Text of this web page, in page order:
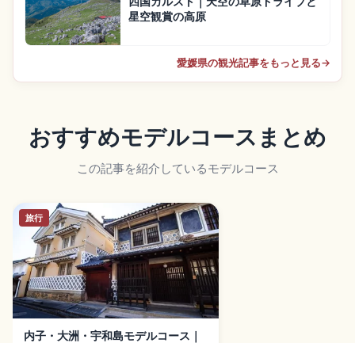
星空観賞の高原
愛媛県の観光記事をもっと見る→
おすすめモデルコースまとめ
この記事を紹介しているモデルコース
旅行
内子・大洲・宇和島モデルコース｜